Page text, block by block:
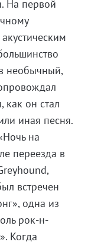
На первой
необычный,
как он стал
иная песня.
на
переезда в
встречен
одна из
рок-н-
Когда